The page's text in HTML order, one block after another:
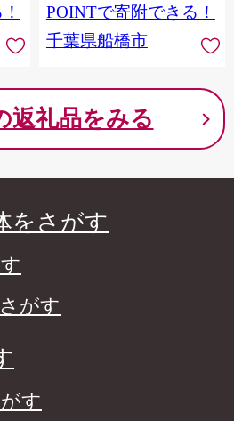
POINTで寄附できる！
千葉県船橋市
返礼品をみる
をさがす
がす
す